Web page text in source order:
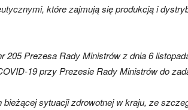
które zajmują się produkcją i
205 Prezesa Rady Ministrów z dnia 6
19 przy Prezesie Rady Ministrów do
bieżącej sytuacji zdrowotnej w kraju, ze